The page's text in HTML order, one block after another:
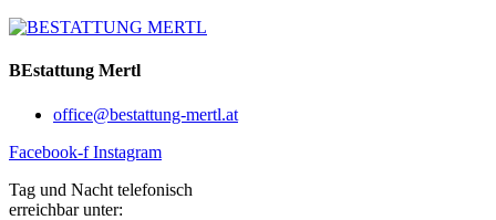
BEstattung Mertl
office@bestattung-mertl.at
Facebook-f Instagram
Tag und Nacht telefonisch
erreichbar unter: